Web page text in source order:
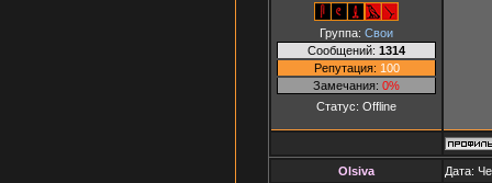
Группа: Свои
Сообщений: 1314
Репутация: 100
Замечания: 0%
Статус: Offline
Olsiva Дата: